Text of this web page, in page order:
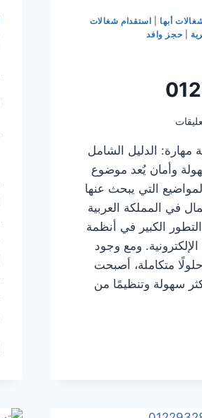
أبها
استقدام شغالات
حجز وافد
الدليل الشامل
وأمان يُعد موضوع
التي يبحث عنها
في المملكة العربية
الكبير في أنظمة
ومع وجود
متكاملة، أصبحت
سهولة وتنظيمًا من